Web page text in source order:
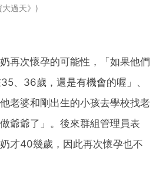
過天》
再次懷孕的可能性，「如果他們
、36歲，還是有機會的喔」、
老婆和剛出生的小孩去學校找老
爺爺了」。後來群組管理員表
才40幾歲，因此再次懷孕也不